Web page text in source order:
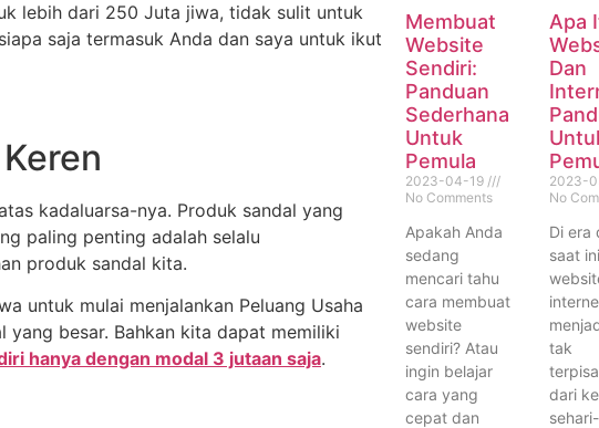
lebih dari 250 Juta jiwa, tidak sulit untuk
saja termasuk Anda dan saya untuk ikut
kadaluarsa-nya. Produk sandal yang
paling penting adalah selalu
produk sandal kita.
untuk mulai menjalankan Peluang Usaha
yang besar. Bahkan kita dapat memiliki
hanya dengan modal 3 jutaan saja.
Membuat
Website
Sendiri:
Panduan
Sederhana
Untuk
Pemula
2023-04-19
No Comments
Apakah Anda
sedang
mencari tahu
cara membuat
website
sendiri? Atau
ingin belajar
cara yang
cepat dan
Apa
Dan
2023-
No
Di era
saat
tak
dari